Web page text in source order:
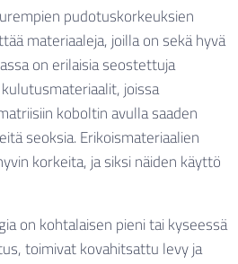
pudotuskorkeuksien
materiaaleja, joilla on sekä hyvä
on erilaisia seostettuja
joissa
koboltin avulla saaden
seoksia. Erikoismateriaalien
korkeita, ja siksi näiden käyttö
on kohtalaisen pieni tai kyseessä
toimivat kovahitsattu levy ja